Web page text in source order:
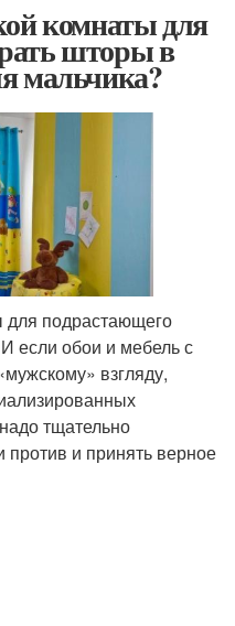
комнаты для
шторы в
мальчика?
подрастающего
если обои и мебель с
взгляду,
тщательно
против и принять верное